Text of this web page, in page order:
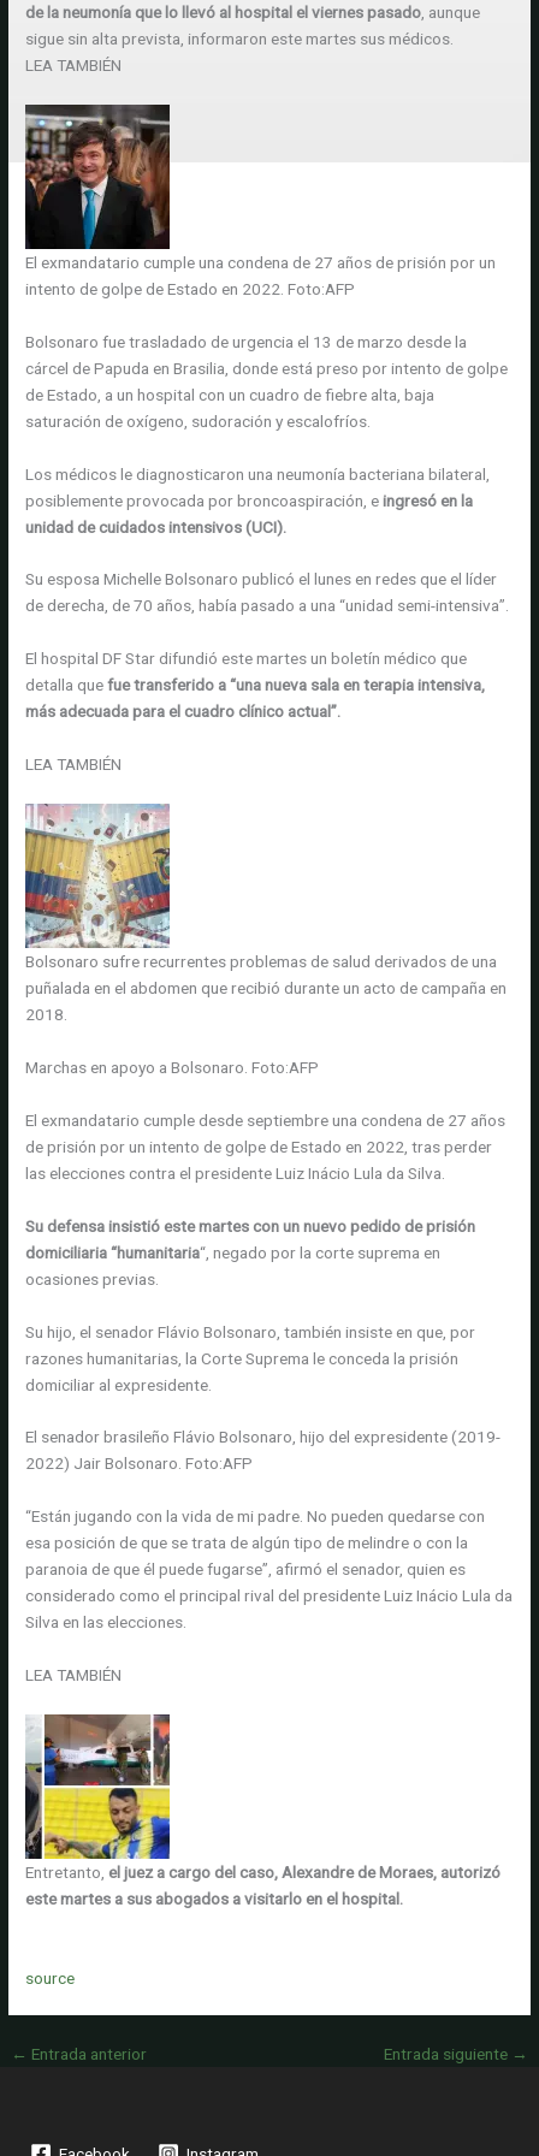
de la neumonía que lo llevó al hospital el viernes pasado , aunque
sigue sin alta prevista, informaron este martes sus médicos.
LEA TAMBIÉN
El exmandatario cumple una condena de 27 años de prisión por un
intento de golpe de Estado en 2022. Foto:AFP
Bolsonaro fue trasladado de urgencia el 13 de marzo desde la
cárcel de Papuda en Brasilia, donde está preso por intento de golpe
de Estado, a un hospital con un cuadro de fiebre alta, baja
saturación de oxígeno, sudoración y escalofríos.
Los médicos le diagnosticaron una neumonía bacteriana bilateral,
posiblemente provocada por broncoaspiración, eingresó en la
unidad de cuidados intensivos (UCI).
Su esposa Michelle Bolsonaro publicó el lunes en redes que el líder
de derecha, de 70 años, había pasado a una “unidad semi-intensiva”.
El hospital DF Star difundió este martes un boletín médico que
detalla quefue transferido a “una nueva sala en terapia intensiva,
más adecuada para el cuadro clínico actual”.
LEA TAMBIÉN
Bolsonaro sufre recurrentes problemas de salud derivados de una
puñalada en el abdomen que recibió durante un acto de campaña en
2018.
Marchas en apoyo a Bolsonaro. Foto:AFP
El exmandatario cumple desde septiembre una condena de 27 años
de prisión por un intento de golpe de Estado en 2022, tras perder
las elecciones contra el presidente Luiz Inácio Lula da Silva.
Su defensa insistió este martes con un nuevo pedido de prisión
domiciliaria “humanitaria“, negado por la corte suprema en
ocasiones previas.
Su hijo, el senador Flávio Bolsonaro, también insiste en que, por
razones humanitarias, la Corte Suprema le conceda la prisión
domiciliar al expresidente.
El senador brasileño Flávio Bolsonaro, hijo del expresidente (2019-
2022) Jair Bolsonaro. Foto:AFP
“Están jugando con la vida de mi padre. No pueden quedarse con
esa posición de que se trata de algún tipo de melindre o con la
paranoia de que él puede fugarse”, afirmó el senador, quien es
considerado como el principal rival del presidente Luiz Inácio Lula da
Silva en las elecciones.
LEA TAMBIÉN
Entretanto, el juez a cargo del caso, Alexandre de Moraes, autorizó
este martes a sus abogados a visitarlo en el hospital.
source
← Entrada anterior Entrada siguiente →